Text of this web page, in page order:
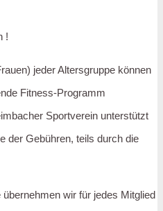
!
jeder Altersgruppe können
Fitness-Programm
Sportverein unterstützt
der Gebühren, teils durch die
wir für jedes Mitglied